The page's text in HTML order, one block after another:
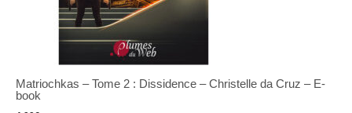
Matriochkas –Tome 2 : Dissidence –Christelle da Cruz – E-
book